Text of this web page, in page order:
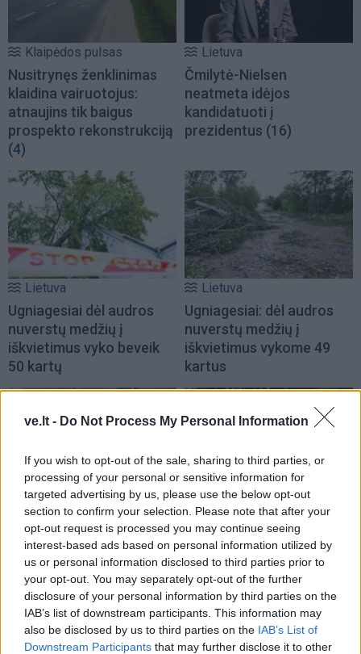
ve.lt - Do Not Process My Personal Information
If you wish to opt-out of the sale, sharing to third parties, or
processing of your personal or sensitive information for
targeted advertising by us, please use the below opt-out
section to confirm your selection. Please note that after your
opt-out request is processed you may continue seeing
interest-based ads based on personal information utilized by
us or personal information disclosed to third parties prior to
your opt-out. You may separately opt-out of the further
disclosure of your personal information by third parties on the
IAB’s list of downstream participants. This information may
also be disclosed by us to third parties on the IAB’s List of
Downstream Participants that may further disclose it to other
Klaipėdos pulsas
Nusitrynęs ženklinimas
klaidina vairuotojus:
atnaujins tik baigus
prospekto rekonstrukciją
(4)
Lietuva
Čmilytė-Nielsen
neatmeta idėjos
kandidatuoti į
prezidentus (16)
Lietuva
Ugniagesiai dėl audros
nuverstų medžių į
iškvietimus vyko beveik
50 kartų
Lietuva
Ugniagesiai: dėl audros
nuverstų medžių į
iškvietimus vykome 49
kartus
Aktualijos
Pedagogų deficitas:
mokyklos ieško
išsigelbėjimo (6)
Lietuva
Varėnos rajoną ir vėl
talžė audra, nuvirtę
medžiai užtvėrė kelius